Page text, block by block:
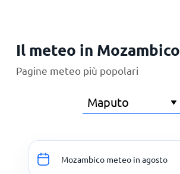
Il meteo in Mozambico
Pagine meteo più popolari
Mozambico meteo in agosto